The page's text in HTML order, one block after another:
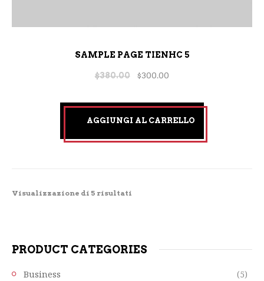
SAMPLE PAGE TIENHC 5
$380.00 $300.00
AGGIUNGI AL CARRELLO
Visualizzazione di 5 risultati
PRODUCT CATEGORIES
Business (5)